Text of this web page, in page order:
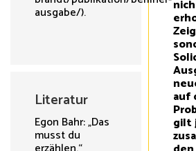
auf
gilt
ausgabe/).
Literatur
Egon Bahr: „Das
musst du